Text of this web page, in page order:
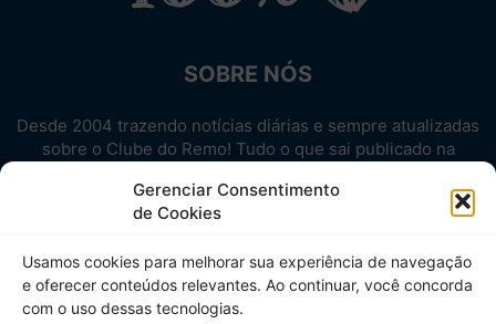
Gerenciar Consentimento
de Cookies
Usamos cookies para melhorar sua experiência de navegação
e oferecer conteúdos relevantes. Ao continuar, você concorda
com o uso dessas tecnologias.
SOBRE NÓS
Desde 2004 trazendo notícias diárias e sempre atualizadas
sobre o Clube do Remo! Tudo o que sai publicado na
Aproveite! Site não-oficial.
SIGA-NOS